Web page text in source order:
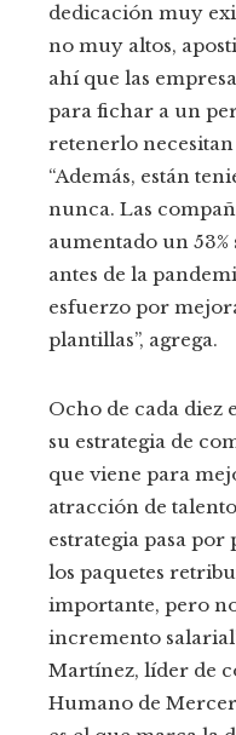
dedicación muy
no muy altos,
ahí que las
para fichar a un
retenerlo
“Además, están
nunca. Las
aumentado un 53%
antes de la
esfuerzo por
plantillas”, agrega.
Ocho de cada diez
su estrategia de
que viene para
atracción de
estrategia pasa por
los paquetes
importante, pero
incremento
Martínez, líder de
Humano de